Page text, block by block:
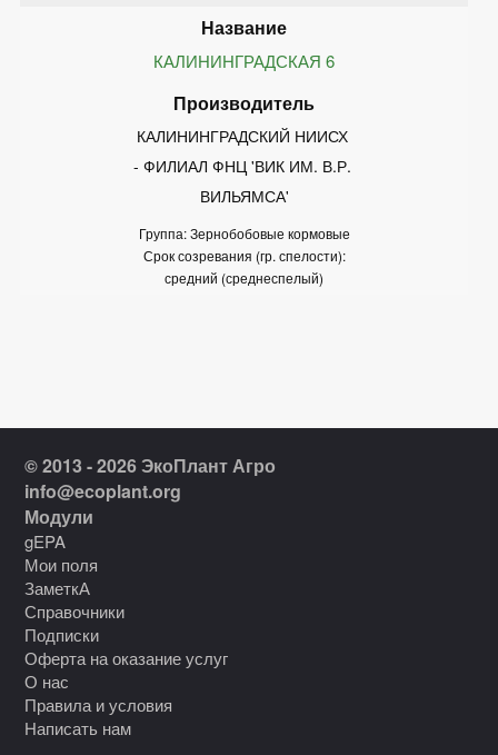
КАЛИНИНГРАДСКАЯ 6
КАЛИНИНГРАДСКИЙ НИИСХ
- ФИЛИАЛ ФНЦ 'ВИК ИМ. В.Р.
ВИЛЬЯМСА'
Группа: Зернобобовые кормовые
Срок созревания (гр. спелости):
средний (среднеспелый)
© 2013 - 2026 ЭкоПлант Агро
info@ecoplant.org
Модули
gEPA
Мои поля
ЗаметкА
Справочники
Подписки
Оферта на оказание услуг
О нас
Правила и условия
Написать нам